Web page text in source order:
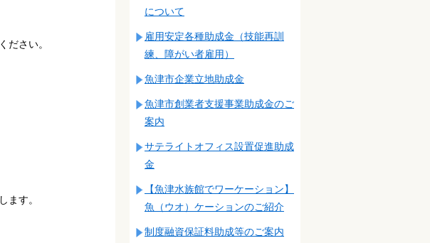
さい。
ます。
について
雇用安定各種助成金（技能再訓
練、障がい者雇用）
魚津市企業立地助成金
魚津市創業者支援事業助成金のご
案内
サテライトオフィス設置促進助成
金
【魚津水族館でワーケーション】
魚（ウオ）ケーションのご紹介
制度融資保証料助成等のご案内